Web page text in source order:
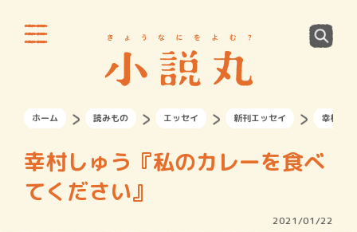
ホーム 読みもの エッセイ 新刊エッセイ 幸村し
幸村しゅう『私のカレーを食べ
てください』
2021/01/22